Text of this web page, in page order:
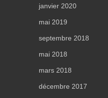
janvier 2020
mai 2019
septembre 2018
mai 2018
mars 2018
décembre 2017